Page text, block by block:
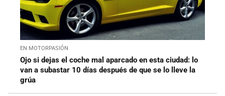
EN MOTORPASIÓN
Ojo si dejas el coche mal aparcado en esta ciudad: lo
van a subastar 10 días después de que se lo lleve la
grúa